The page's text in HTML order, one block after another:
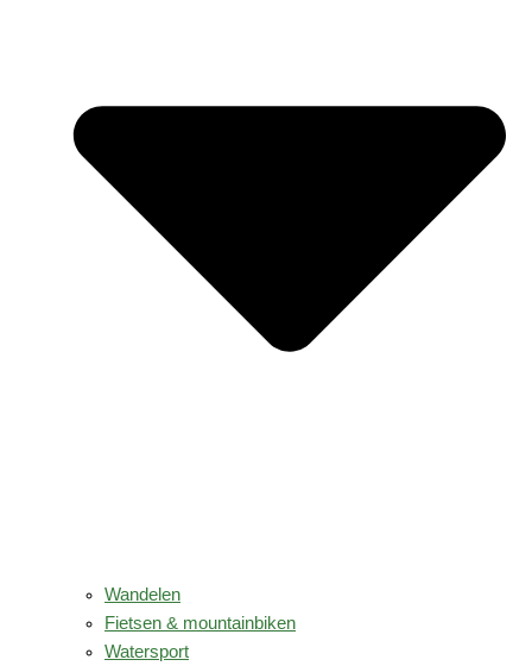
Wandelen
Fietsen & mountainbiken
Watersport